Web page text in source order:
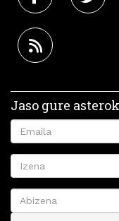
Jaso gure